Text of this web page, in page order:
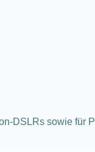
DSLRs sowie für